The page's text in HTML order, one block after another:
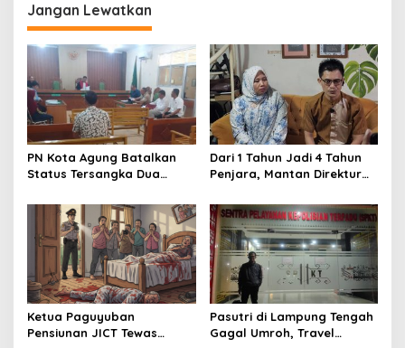
a
s
i
p
o
s
Jangan Lewatkan
PN Kota Agung Batalkan
Status Tersangka Dua
Proses Penyidikan Tidak
Dari 1 Tahun Jadi 4 Tahun
Penjara, Mantan Direktur
Kasasi
Ketua Paguyuban
Pensiunan JICT Tewas
Pasutri di Lampung Tengah
Gagal Umroh, Travel